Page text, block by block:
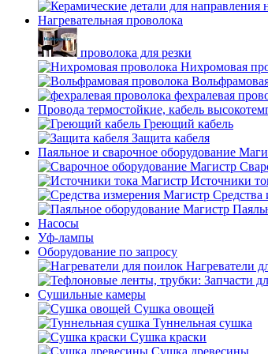
Нагревательная проволока
проволока для резки
Нихромовая
фехралевая
Провода термостойкие, кабель
Греющий кабель
Защита кабеля
Паяльное и сварочное оборудование
Источники
Средства
Насосы
Уф-лампы
Оборудование по запросу
Нагреватели
Сушильные камеры
Сушка овощей
Туннельная сушка
Сушка краски
Сушка древесины